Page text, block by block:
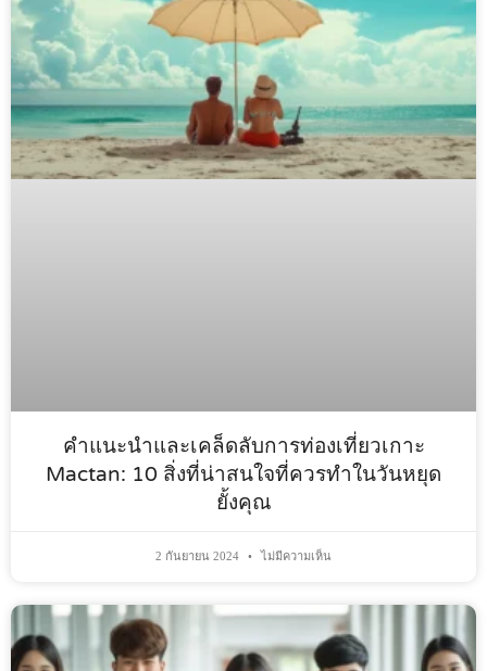
คำแนะนำและเคล็ดลับการท่องเที่ยวเกาะ
Mactan: 10 สิ่งที่น่าสนใจที่ควรทำในวันหยุด
ยั้งคุณ
2 กันยายน 2024 ไม่มีความเห็น